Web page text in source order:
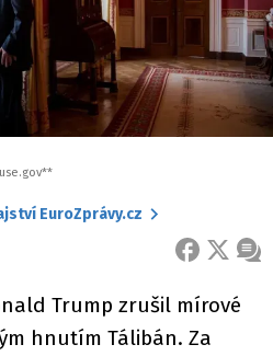
EuroZprávy.cz
FACEBOOK
X
Trump zrušil mírové
hnutím Tálibán. Za